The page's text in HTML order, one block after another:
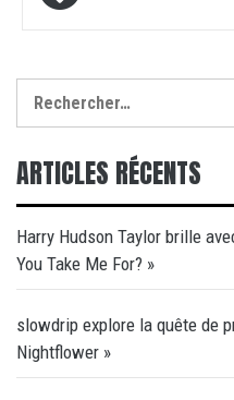
des
ARTICLES RÉCENTS
Harry Hudson Taylor brille
You Take Me For? »
slowdrip explore la quête de
Nightflower »